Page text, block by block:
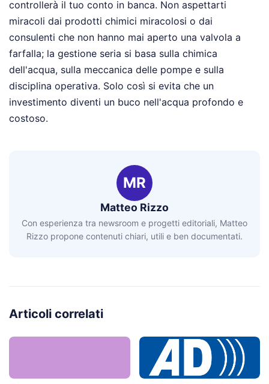
controllerà il tuo conto in banca. Non aspettarti
miracoli dai prodotti chimici miracolosi o dai
consulenti che non hanno mai aperto una valvola a
farfalla; la gestione seria si basa sulla chimica
dell'acqua, sulla meccanica delle pompe e sulla
disciplina operativa. Solo così si evita che un
investimento diventi un buco nell'acqua profondo e
costoso.
MR
Matteo Rizzo
Con esperienza tra newsroom e progetti editoriali, Matteo
Rizzo propone contenuti chiari, utili e ben documentati.
Articoli correlati